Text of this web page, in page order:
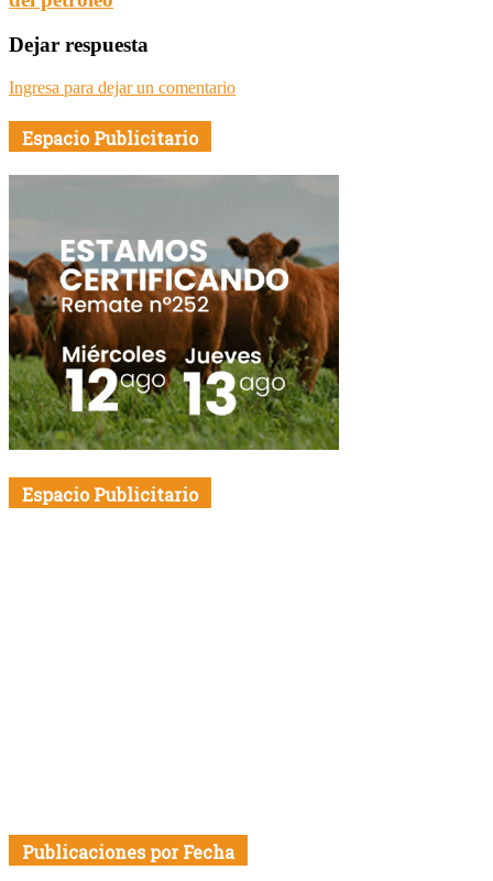
Dejar respuesta
Ingresa para dejar un comentario
Espacio Publicitario
Espacio Publicitario
Publicaciones por Fecha